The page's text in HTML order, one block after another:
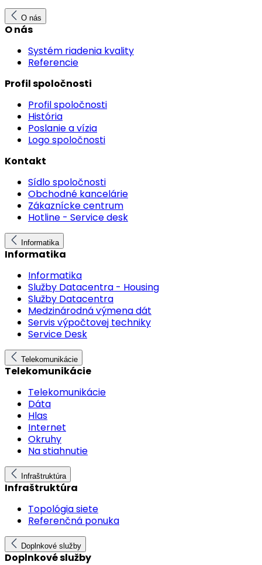
O nás
O nás
Systém riadenia kvality
Referencie
Profil spoločnosti
Profil spoločnosti
História
Poslanie a vízia
Logo spoločnosti
Kontakt
Sídlo spoločnosti
Obchodné kancelárie
Zákaznícke centrum
Hotline - Service desk
Informatika
Informatika
Informatika
Služby Datacentra - Housing
Služby Datacentra
Medzinárodná výmena dát
Servis výpočtovej techniky
Service Desk
Telekomunikácie
Telekomunikácie
Telekomunikácie
Dáta
Hlas
Internet
Okruhy
Na stiahnutie
Infraštruktúra
Infraštruktúra
Topológia siete
Referenčná ponuka
Doplnkové služby
Doplnkové služby